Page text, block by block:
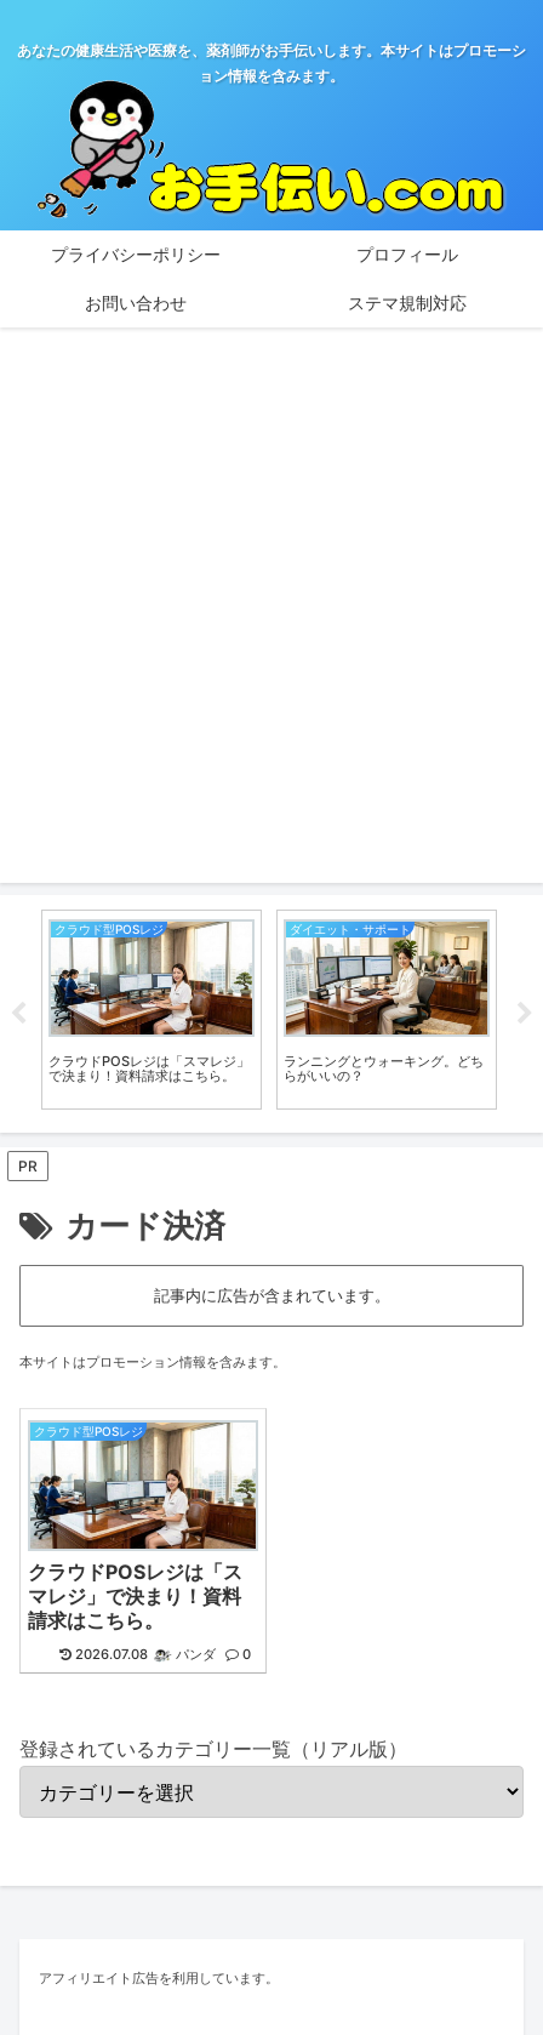
あなたの健康生活や医療を、薬剤師がお手伝いします。本サイトはプロモーシ
ョン情報を含みます。
プライバシーポリシー プロフィール
お問い合わせ ステマ規制対応
クラウド型POSレジ
クラウドPOSレジは「スマレジ」
で決まり！資料請求はこちら。
ダイエット・サポート
ランニングとウォーキング。どち
らがいいの？
PR
カード決済
記事内に広告が含まれています。
本サイトはプロモーション情報を含みます。
クラウド型POSレジ
クラウドPOSレジは「ス
マレジ」で決まり！資料
請求はこちら。
2026.07.08 パンダ 0
登録されているカテゴリー一覧（リアル版）
アフィリエイト広告を利用しています。